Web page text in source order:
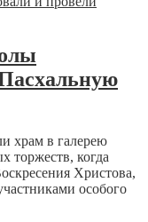
храм в галерею
торжеств, когда
Христова,
особого